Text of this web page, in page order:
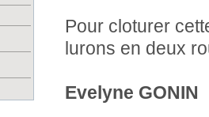
Pour cloturer
lurons en deux
Evelyne GONIN